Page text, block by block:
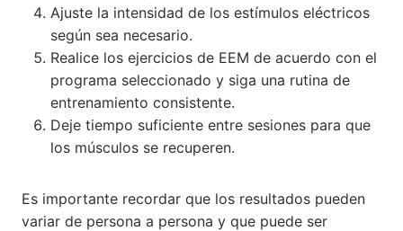
Ajuste la intensidad de los estímulos eléctricos
según sea necesario.
Realice los ejercicios de EEM de acuerdo con el
programa seleccionado y siga una rutina de
entrenamiento consistente.
Deje tiempo suficiente entre sesiones para que
los músculos se recuperen.
Es importante recordar que los resultados pueden
variar de persona a persona y que puede ser